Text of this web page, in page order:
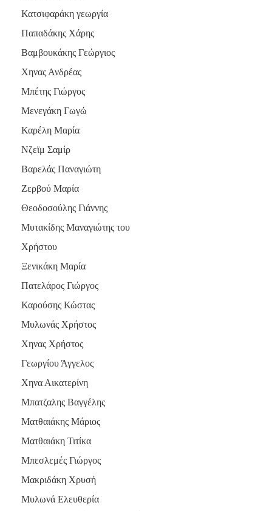
Κατσιφαράκη γεωργία
Παπαδάκης Χάρης
Βαμβουκάκης Γεώργιος
Χηνας Ανδρέας
Μπέτης Γιώργος
Μενεγάκη Γωγώ
Καρέλη Μαρία
Νζεϊμ Σαμίρ
Βαρελάς Παναγιώτη
Ζερβού Μαρία
Θεοδοσούλης Γιάννης
Μυτακίδης Μαναγιώτης του
Χρήστου
Ξενικάκη Μαρία
Πατελάρος Γιώργος
Καρούσης Κώστας
Μυλωνάς Χρήστος
Χηνας Χρήστος
Γεωργίου Άγγελος
Χηνα Αικατερίνη
Μπατζαλης Βαγγέλης
Ματθαιάκης Μάριος
Ματθαιάκη Τιτίκα
Μπεσλεμές Γιώργος
Μακριδάκη Χρυσή
Μυλωνά Ελευθερία